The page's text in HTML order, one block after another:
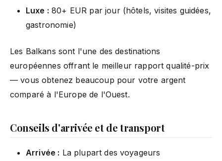
Luxe : 80+ EUR par jour (hôtels, visites guidées,
gastronomie)
Les Balkans sont l'une des destinations
européennes offrant le meilleur rapport qualité-prix
— vous obtenez beaucoup pour votre argent
comparé à l'Europe de l'Ouest.
Conseils d'arrivée et de transport
Arrivée : La plupart des voyageurs